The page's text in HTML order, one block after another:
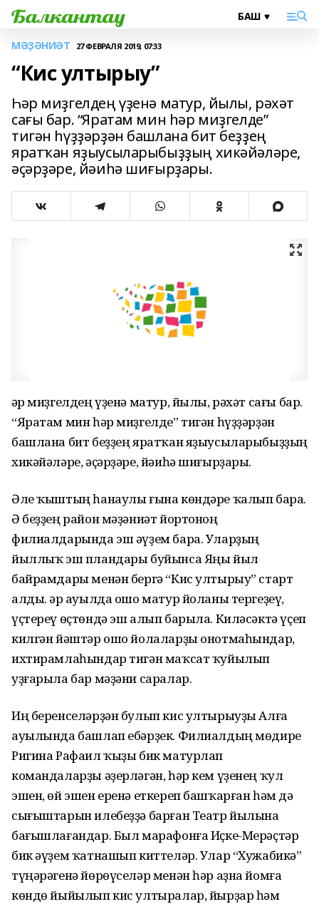
МӘҘӘНИӘТ 27 ФЕВРАЛЯ 2019, 07:33
“Кис ултырыу”
Һәр миҙгелдең үҙенә матур, йылы, рәхәт
сағы бар. “Яратам мин һәр миҙгелде”
тигән һүҙҙәрҙән башлана бит беҙҙең
яратҡан яҙыусыларыбыҙҙың хикәйәләре,
әҫәрҙәре, йәиһә шиғырҙары.
Һәр миҙгелдең үҙенә матур, йылы, рәхәт сағы бар.
“Яратам мин һәр миҙгелде” тигән һүҙҙәрҙән
башлана бит беҙҙең яратҡан яҙыусыларыбыҙҙың
хикәйәләре, әҫәрҙәре, йәиһә шиғырҙары.
Әле ҡыштың һанаулы ғына көндәре ҡалып бара.
Ә беҙҙең район мәҙәниәт йортоноң
филиалдарында эш әүҙем бара. Уларҙың
йыллыҡ эш пландары буйынса Яңы йыл
байрамдары менән бергә “Кис ултырыу” старт
алды. Һәр ауылда ошо матур йоланы тергеҙеү,
үҫтереү өҫтөндә эш алып барыла. Киләсәктә үҫеп
килгән йәштәр ошо йолаларҙы онотмаһындар,
ихтирамлаһындар тигән маҡсат ҡуйылып
уҙғарыла бар мәҙәни саралар.
Иң беренселәрҙән булып кис ултырыуҙы Алға
ауылында башлап ебәрҙек. Филиалдың мөдире
Ригина Рафаил ҡыҙы бик матурлап
командаларҙы әҙерләгән, һәр кем үҙенең ҡул
эшен, өй эшен еренә еткереп башҡарған һәм дә
сығыштарын илебеҙҙә барған Театр йылына
бағышлағандар. Был марафонға Иҫке-Мерәҫтәр
бик әүҙем ҡатнашып киттеләр. Улар “Хужабикә”
түңәрәгенә йөрөүселәр менән һәр аҙна йомға
көндө йыйылып кис ултыралар, йырҙар һәм